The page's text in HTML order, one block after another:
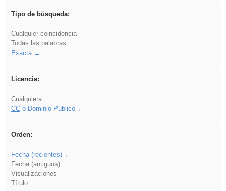
Tipo de búsqueda:
Cualquier coincidencia
Todas las palabras
Exacta
Licencia:
Cualquiera
CCo Dominio Público
Orden:
Fecha (recientes)
Fecha (antiguos)
Visualizaciones
Título